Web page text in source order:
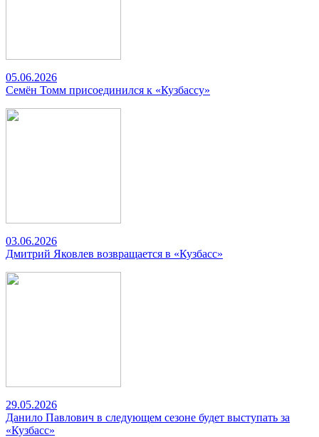
05.06.2026
Семён Томм присоединился к «Кузбассу»
03.06.2026
Дмитрий Яковлев возвращается в «Кузбасс»
29.05.2026
Данило Павлович в следующем сезоне будет выступать за
«Кузбасс»